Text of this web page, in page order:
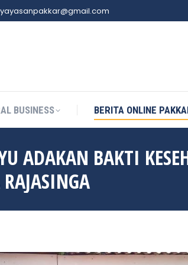
yayasanpakkar@gmail.com
BUSINESS BERITA ONLINE
ADAKAN BAKTI
BUSINESS BERITA ONLINE